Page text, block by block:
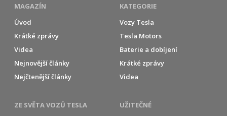
MAGAZÍN
Úvod
Krátké zprávy
Videa
Nejnovější články
Nejčtenější články
KATEGORIE
Vozy Tesla
Tesla Motors
Baterie a dobíjení
Krátké zprávy
Videa
ZE SVĚTA VOZŮ TESLA
UŽITEČNÉ